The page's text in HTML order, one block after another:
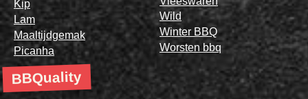
Kip
Lam
Maaltijdgemak
Picanha
Wild
Winter BBQ
Worsten bbq
BBQuality